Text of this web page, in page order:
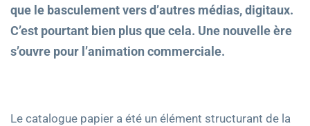
que le basculement vers d’autres médias, digitaux.
C’est pourtant bien plus que cela. Une nouvelle ère
s’ouvre pour l’animation commerciale.
Le catalogue papier a été un élément structurant de la